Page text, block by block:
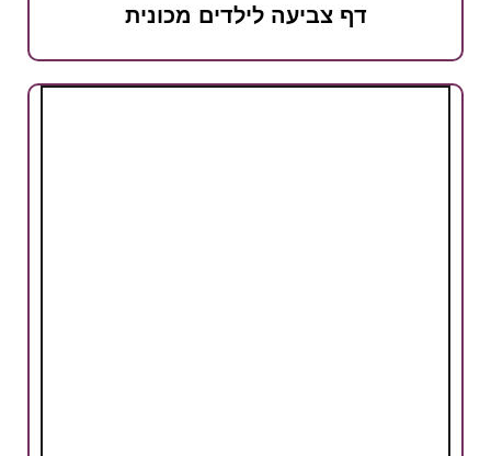
דף צביעה לילדים מכונית